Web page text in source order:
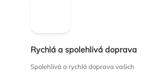
Rychlá a spolehlivá doprava
Spolehlivá a rychlá doprava vašich